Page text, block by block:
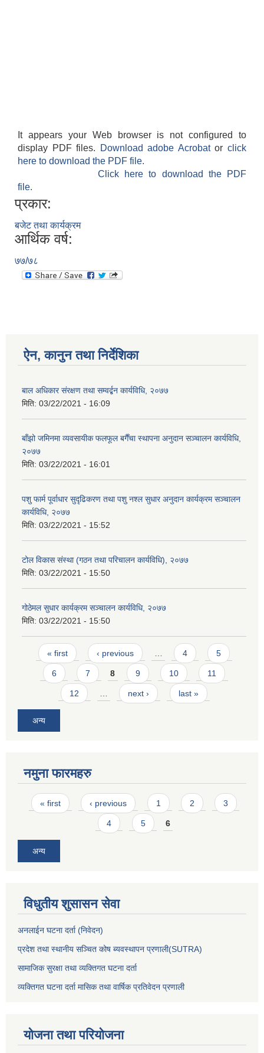
It appears your Web browser is not configured to
display PDF files.
Download adobe Acrobatorclick
here to download the PDF file.
Click here to download the PDF
file.
प्रकार:
बजेट तथा कार्यक्रम
आर्थिक वर्ष:
७७/७८
ऐन, कानुन तथा निर्देशिका
बाल अधिकार संरक्षण तथा सम्वर्द्बन कार्यविधि, २०७७
मिति: 03/22/2021 - 16:09
बाँझो जमिनमा व्यवसायीक फलफूल बगैँचा स्थापना अनुदान सञ्चालन कार्यविधि,
२०७७
मिति: 03/22/2021 - 16:01
पशु फार्म पूर्वाधार सुदृढिकरण तथा पशु नश्ल सुधार अनुदान कार्यक्रम सञ्चालन
कार्यविधि, २०७७
मिति: 03/22/2021 - 15:52
टोल विकास संस्था (गठन तथा परिचालन कार्यविधि), २०७७
मिति: 03/22/2021 - 15:50
गोठेमल सुधार कार्यक्रम सञ्चालन कार्यविधि, २०७७
मिति: 03/22/2021 - 15:50
Pages
« first ‹ previous 4 5
6 7 8 9 10 11
12 next › last »
अन्य
नमुना फारमहरु
Pages
« first ‹ previous 1 2 3
4 5 6
अन्य
विधुतीय शुसासन सेवा
अनलाईन घटना दर्ता (निवेदन)
प्रदेश तथा स्थानीय सञ्चित कोष ब्यवस्थापन प्रणाली(SUTRA)
सामाजिक सुरक्षा तथा व्यक्तिगत घटना दर्ता
व्यक्तिगत घटना दर्ता मासिक तथा वार्षिक प्रतिवेदन प्रणाली
योजना तथा परियोजना